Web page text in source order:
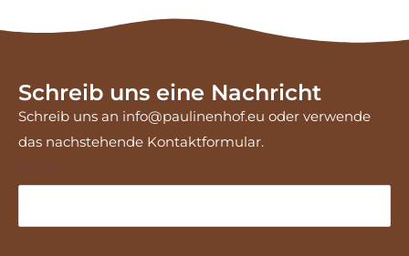
Schreib uns eine Nachricht
Schreib uns an info@paulinenhof.eu oder verwende
das nachstehende Kontaktformular.